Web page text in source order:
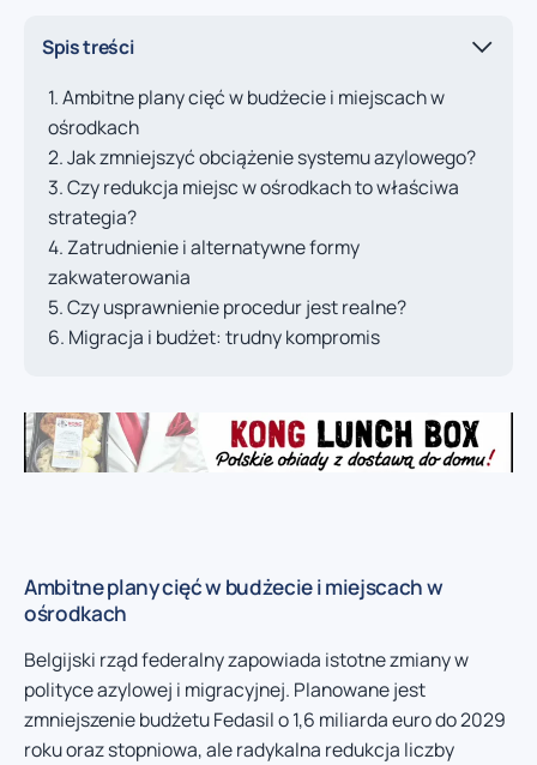
Spis treści
Ambitne plany cięć w budżecie i miejscach w
ośrodkach
Jak zmniejszyć obciążenie systemu azylowego?
Czy redukcja miejsc w ośrodkach to właściwa
strategia?
Zatrudnienie i alternatywne formy
zakwaterowania
Czy usprawnienie procedur jest realne?
Migracja i budżet: trudny kompromis
Ambitne plany cięć w budżecie i miejscach w
ośrodkach
Belgijski rząd federalny zapowiada istotne zmiany w
polityce azylowej i migracyjnej. Planowane jest
zmniejszenie budżetu Fedasil o 1,6 miliarda euro do 2029
roku oraz stopniowa, ale radykalna redukcja liczby